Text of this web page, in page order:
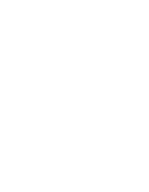
mới nhất